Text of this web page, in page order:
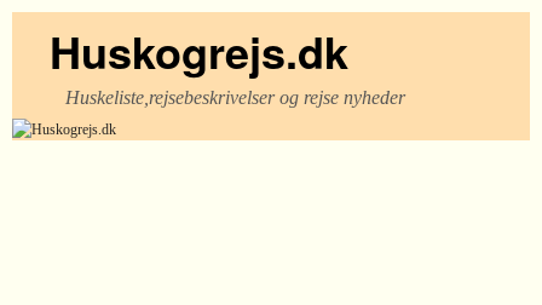
Huskogrejs.dk
Huskeliste,rejsebeskrivelser og rejse nyheder